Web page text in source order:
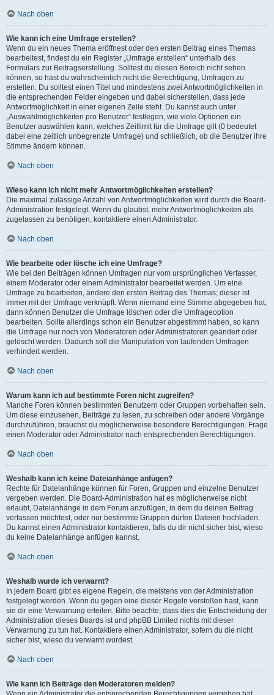
Nach oben
Wie kann ich eine Umfrage erstellen?
Wenn du ein neues Thema eröffnest oder den ersten Beitrag eines Themas
bearbeitest, findest du ein Register „Umfrage erstellen“ unterhalb des
Formulars zur Beitragserstellung. Solltest du diesen Bereich nicht sehen
können, so hast du wahrscheinlich nicht die Berechtigung, Umfragen zu
erstellen. Du solltest einen Titel und mindestens zwei Antwortmöglichkeiten in
die entsprechenden Felder eingeben und dabei sicherstellen, dass jede
Antwortmöglichkeit in einer eigenen Zeile steht. Du kannst auch unter
„Auswahlmöglichkeiten pro Benutzer“ festlegen, wie viele Optionen ein
Benutzer auswählen kann, welches Zeitlimit für die Umfrage gilt (0 bedeutet
dabei eine zeitlich unbegrenzte Umfrage) und schließlich, ob die Benutzer ihre
Stimme ändern können.
Nach oben
Wieso kann ich nicht mehr Antwortmöglichkeiten erstellen?
Die maximal zulässige Anzahl von Antwortmöglichkeiten wird durch die Board-
Administration festgelegt. Wenn du glaubst, mehr Antwortmöglichkeiten als
zugelassen zu benötigen, kontaktiere einen Administrator.
Nach oben
Wie bearbeite oder lösche ich eine Umfrage?
Wie bei den Beiträgen können Umfragen nur vom ursprünglichen Verfasser,
einem Moderator oder einem Administrator bearbeitet werden. Um eine
Umfrage zu bearbeiten, ändere den ersten Beitrag des Themas; dieser ist
immer mit der Umfrage verknüpft. Wenn niemand eine Stimme abgegeben hat,
dann können Benutzer die Umfrage löschen oder die Umfrageoption
bearbeiten. Sollte allerdings schon ein Benutzer abgestimmt haben, so kann
die Umfrage nur noch von Moderatoren oder Administratoren geändert oder
gelöscht werden. Dadurch soll die Manipulation von laufenden Umfragen
verhindert werden.
Nach oben
Warum kann ich auf bestimmte Foren nicht zugreifen?
Manche Foren können bestimmten Benutzern oder Gruppen vorbehalten sein.
Um diese einzusehen, Beiträge zu lesen, zu schreiben oder andere Vorgänge
durchzuführen, brauchst du möglicherweise besondere Berechtigungen. Frage
einen Moderator oder Administrator nach entsprechenden Berechtigungen.
Nach oben
Weshalb kann ich keine Dateianhänge anfügen?
Rechte für Dateianhänge können für Foren, Gruppen und einzelne Benutzer
vergeben werden. Die Board-Administration hat es möglicherweise nicht
erlaubt, Dateianhänge in dem Forum anzufügen, in dem du deinen Beitrag
verfassen möchtest, oder nur bestimmte Gruppen dürfen Dateien hochladen.
Du kannst einen Administrator kontaktieren, falls du dir nicht sicher bist, wieso
du keine Dateianhänge anfügen kannst.
Nach oben
Weshalb wurde ich verwarnt?
In jedem Board gibt es eigene Regeln, die meistens von der Administration
festgelegt werden. Wenn du gegen eine dieser Regeln verstoßen hast, kann
sie dir eine Verwarnung erteilen. Bitte beachte, dass dies die Entscheidung der
Administration dieses Boards ist und phpBB Limited nichts mit dieser
Verwarnung zu tun hat. Kontaktiere einen Administrator, sofern du die nicht
sicher bist, wieso du verwarnt wurdest.
Nach oben
Wie kann ich Beiträge den Moderatoren melden?